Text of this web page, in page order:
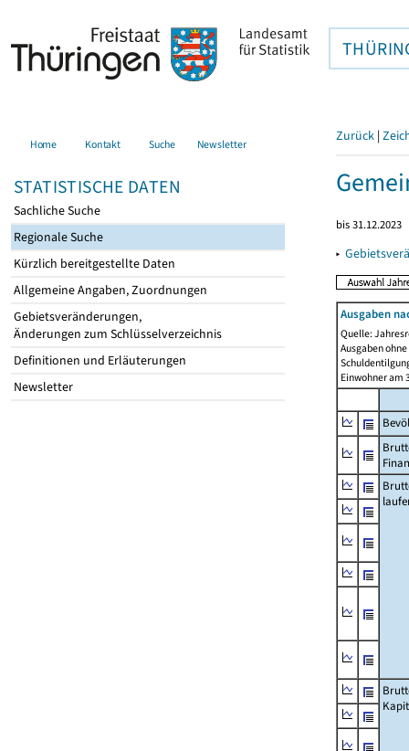
Home Kontakt Suche Newsletter
STATISTISCHE DATEN
Sachliche Suche
Regionale Suche
Kürzlich bereitgestellte Daten
Allgemeine Angaben, Zuordnungen
Gebietsveränderungen,
Änderungen zum Schlüsselverzeichnis
Definitionen und Erläuterungen
Newsletter
Zurück |
bis 31.12.2023
▸
Ausgaben
Quelle:
Ausgaben
Einwohner am